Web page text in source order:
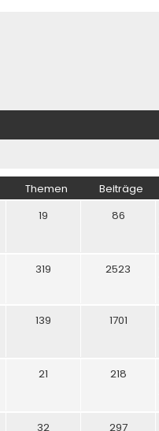
Themen Beiträge
19 86
319 2523
139 1701
21 218
32 297